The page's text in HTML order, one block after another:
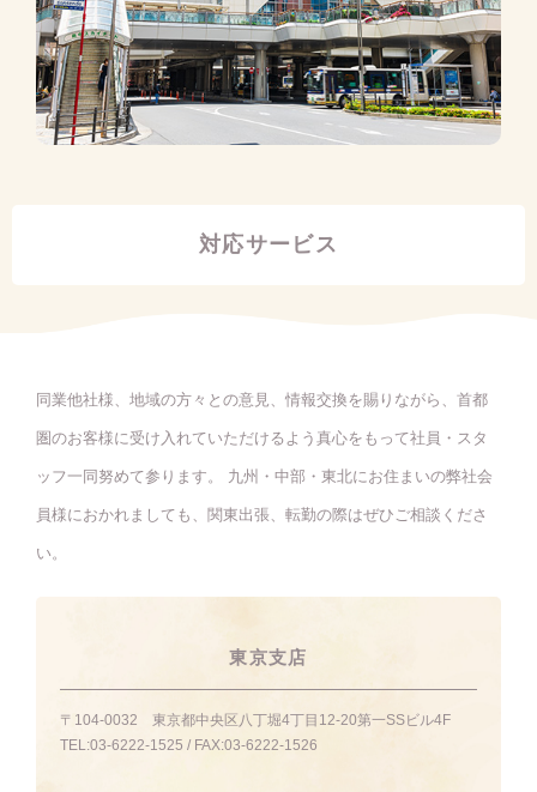
対応サービス
同業他社様、地域の方々との意見、情報交換を賜りながら、首都
圏のお客様に受け入れていただけるよう真心をもって社員・スタ
ッフ一同努めて参ります。 九州・中部・東北にお住まいの弊社会
員様におかれましても、関東出張、転勤の際はぜひご相談くださ
い。
東京支店
〒104-0032 東京都中央区八丁堀4丁目12-20第一SSビル4F
TEL:03-6222-1525 / FAX:03-6222-1526